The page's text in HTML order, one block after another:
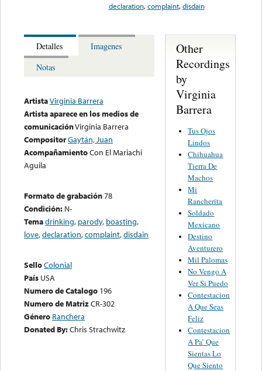
declaration,complaint,disdain
Detalles
Imagenes
Notas
ArtistaVirginia Barrera
Artista aparece en los medios de
comunicaciónVirginia Barrera
CompositorGaytán, Juan
AcompañamientoCon El Mariachi
Aguila
Formato de grabación78
Condición: N-
Temadrinking, parody, boasting,
love,declaration,complaint,disdain
SelloColonial
País USA
Numero de Catalogo 196
Numero de MatrizCR-302
Género Ranchera
Donated By:Chris Strachwitz
Other
Recordings
by
Virginia
Barrera
Tus Ojos
Lindos
Chihuahua
Tierra De
Machos
Mi
Rancherita
Soldado
Mexicano
Destino
Aventurero
Mil Palomas
No Vengo A
Ver Si Puedo
Contestacion
A Que Seas
Feliz
Contestacion
A Pa’ Que
Sientas Lo
Que Siento